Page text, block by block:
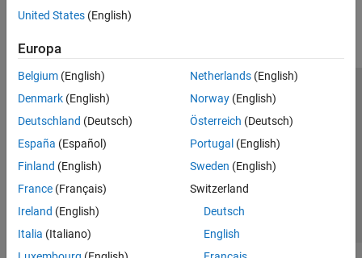
United States (English)
Europa
Belgium (English)
Denmark (English)
Deutschland (Deutsch)
España (Español)
Finland (English)
France (Français)
Ireland (English)
Italia (Italiano)
Netherlands(English)
Norway(English)
Österreich (Deutsch)
Portugal (English)
Sweden (English)
Switzerland
Deutsch
English
Centro di fiducia
Informativa sulla privacy
Antipirateria
Stato dell'applicazione
Contatti
© 1994-2026 The MathWorks, Inc.